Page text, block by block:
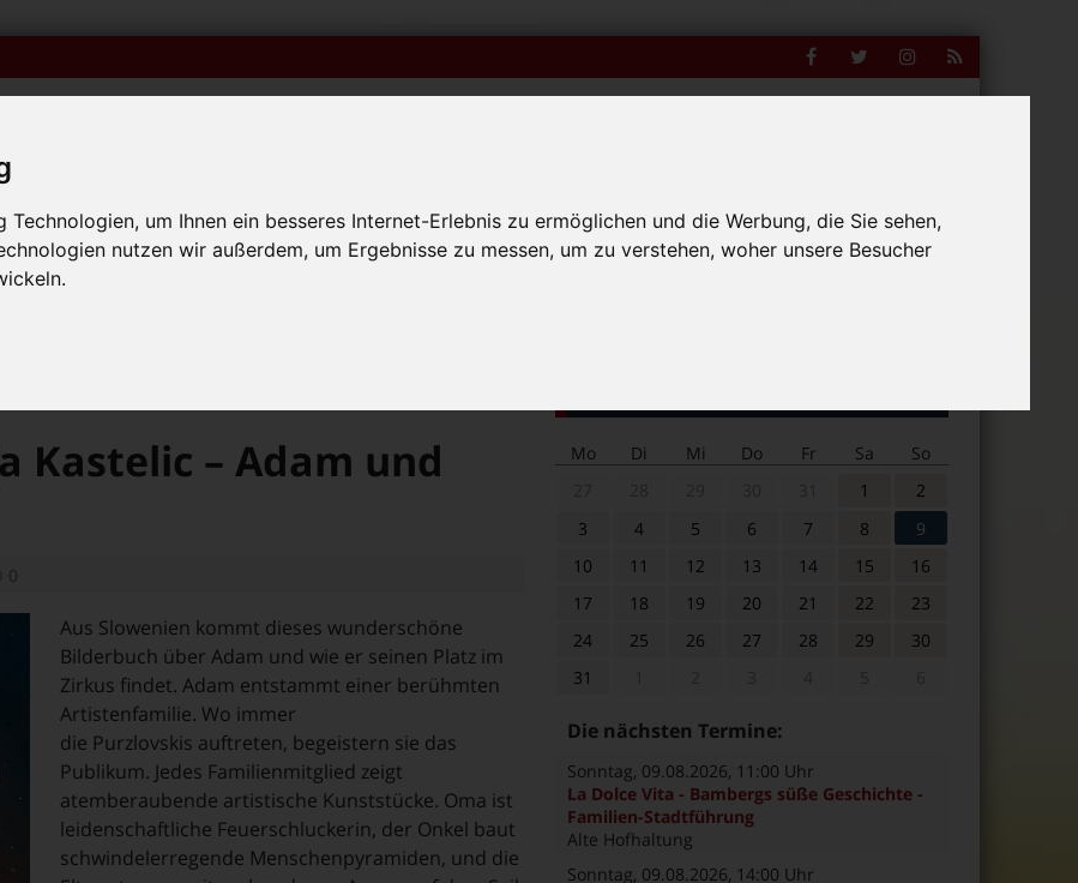
um Ihnen ein besseres Internet-Erlebnis zu ermöglichen und die Werbung, die Sie sehen,
nutzen wir außerdem, um Ergebnisse zu messen, um zu verstehen, woher unsere Besucher
Facebook
Twitter Instagram
Feed
Bambolino-Ausgaben online
mit Muttersprachlern – auch in Bamberg! +++
Kastelic – Adam und
0
Aus Slowenien kommt dieses wunderschöne
Bilderbuch über Adam und wie er seinen Platz im
Zirkus findet. Adam entstammt einer berühmten
Artistenfamilie. Wo immer
die Purzlovskis auftreten, begeistern sie das
Publikum. Jedes Familienmitglied zeigt
atemberaubende artistische Kunststücke. Oma ist
leidenschaftliche Feuerschluckerin, der Onkel baut
schwindelerregende Menschenpyramiden, und die
Mo Di Mi Do Fr Sa
So
1
2
3
4 5 6 7 8
9
10
11 12 13 14 15
16
17
18 19 20 21 22
23
24
25 26 27 28 29
30
31
Die nächsten Termine:
Sonntag, 09.08.2026, 11:00 Uhr
La Dolce Vita - Bambergs süße Geschichte -
Familien-Stadtführung
Alte Hofhaltung
Sonntag, 09.08.2026, 14:00 Uhr